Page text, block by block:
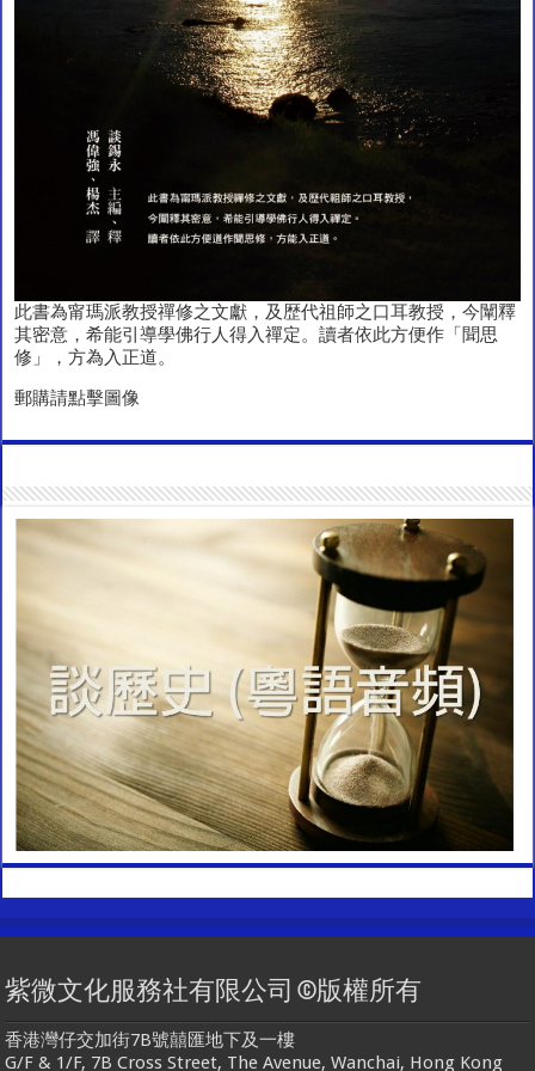
此書為甯瑪派教授禪修之文獻，及歴代祖師之口耳教授，今闡釋
其密意，希能引導學佛行人得入禪定。讀者依此方便作「聞思
修」，方為入正道。
郵購請點擊圖像
紫微文化服務社有限公司 ©版權所有
香港灣仔交加街7B號囍匯地下及一樓
G/F & 1/F, 7B Cross Street, The Avenue, Wanchai, Hong Kong